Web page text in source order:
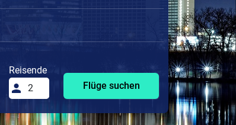
Reisende
Flüge suchen